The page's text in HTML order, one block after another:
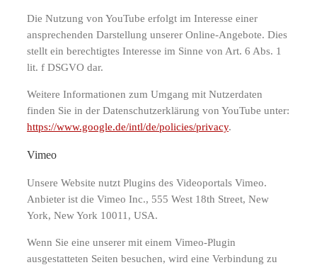
Die Nutzung von YouTube erfolgt im Interesse einer
ansprechenden Darstellung unserer Online-Angebote. Dies
stellt ein berechtigtes Interesse im Sinne von Art. 6 Abs. 1
lit. f DSGVO dar.
Weitere Informationen zum Umgang mit Nutzerdaten
finden Sie in der Datenschutzerklärung von YouTube unter:
https://www.google.de/intl/de/policies/privacy.
Vimeo
Unsere Website nutzt Plugins des Videoportals Vimeo.
Anbieter ist die Vimeo Inc., 555 West 18th Street, New
York, New York 10011, USA.
Wenn Sie eine unserer mit einem Vimeo-Plugin
ausgestatteten Seiten besuchen, wird eine Verbindung zu